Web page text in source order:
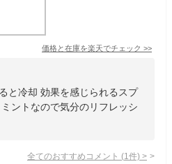
価格と在庫を楽天でチェック >>
と冷却 効果を感じられるスプ
ントなので気分のリフレッシ
全てのおすすめコメント (1 件) >